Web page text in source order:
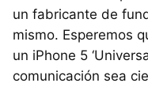
un fabricante de
mismo. Esperemos
un iPhone 5
comunicación sea